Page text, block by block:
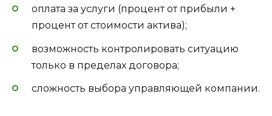
оплата за услуги (процент от прибыли +
процент от стоимости актива);
возможность контролировать ситуацию
только в пределах договора;
сложность выбора управляющей компании.